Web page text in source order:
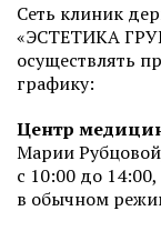
Сеть клиник
«ЭСТЕТИКА
осуществлять
графику:
Центр
Марии
с 10:00 до 14:00,
в обычном